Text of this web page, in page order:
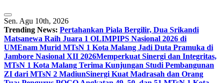
Sen. Agu 10th, 2026
Trending News: Pertahankan Piala Bergilir, Dua Srikandi
Matsanewa Raih Juara 1 OLIMPIPS Nasional 2026 di
UMEnam Murid MTsN 1 Kota Malang Jadi Duta Pramuka di
Jambore Nasional XII 2026Memperkuat Sinergi dan Integritas,
MTsN 1 Kota Malang Terima Kunjungan Studi Pembangunan
ZI dari MTsN 2 MadiunSinergi Kuat Madrasah dan Orang